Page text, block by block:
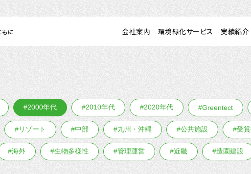
もに 会社案内 環境緑化サービス 実績紹介
#2000年代 #2010年代 #2020年代 #Greentect
#リゾート #中部 #九州・沖縄 #公共施設 #受
#海外 #生物多様性 #管理運営 #近畿 #造園建設